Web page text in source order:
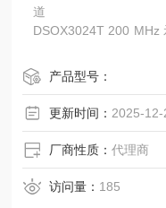
道
DSOX3024T 200 MHz
电容触摸屏和区域触摸
产品型号：
更新时间： 2025-12-
厂商性质：代理商
访问量： 185